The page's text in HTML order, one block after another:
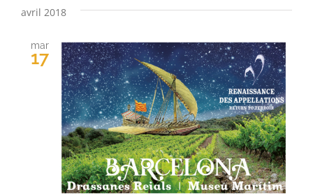
avril 2018
mar
17